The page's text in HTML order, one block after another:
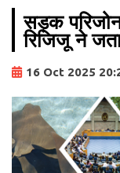
सड़क
रिजिजू ने
16 Oct 2025